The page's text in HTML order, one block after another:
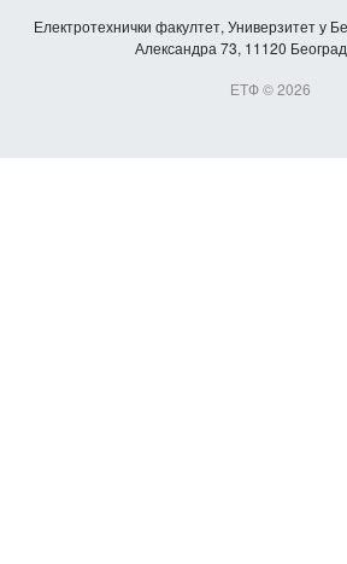
Електротехнички факултет, Универзитет у
Александра 73, 11120
ЕТФ © 2026